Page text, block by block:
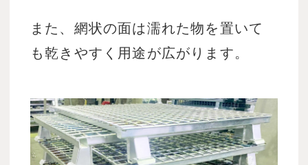
また、網状の面は濡れた物を置いて
も乾きやすく用途が広がります。